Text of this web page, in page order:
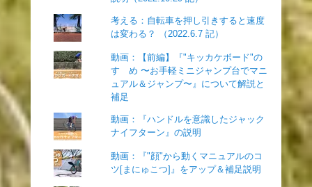
考える：自転車を押し引きすると速度
は変わる？ （2022.6.7 記）
動画：【前編】『"キッカケボード"の
すゝめ 〜お手軽ミニジャンプ台でマニ
ュアル＆ジャンプ〜』について解説と
補足
動画：『ハンドルを意識したジャック
ナイフターン』の説明
動画：『"顔"から動くマニュアルのコ
ツ[まにゅこつ]』をアップ＆補足説明